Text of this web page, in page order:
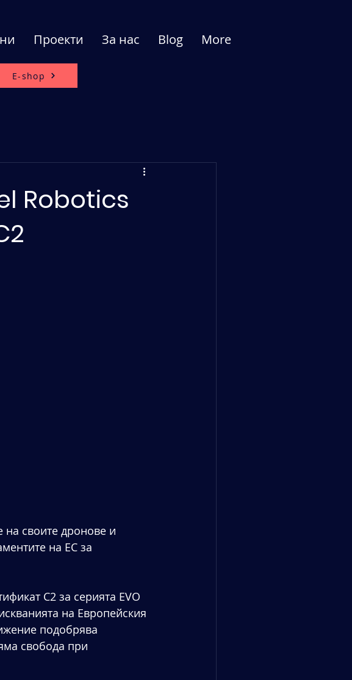
Проекти За нас Blog More
E-shop
Robotics
на своите дронове и
на ЕС за
C2 за серията EVO
на Европейския
подобрява
свобода при